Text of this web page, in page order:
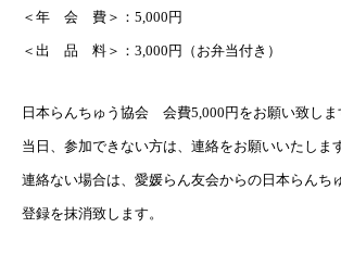
＜年 会 費＞：5,000円
＜出 品 料＞：3,000円（お弁当付き）
日本らんちゅう協会 会費5,000円をお願い致しま
当日、参加できない方は、連絡をお願いいたしま
連絡ない場合は、愛媛らん友会からの日本らんち
登録を抹消致します。